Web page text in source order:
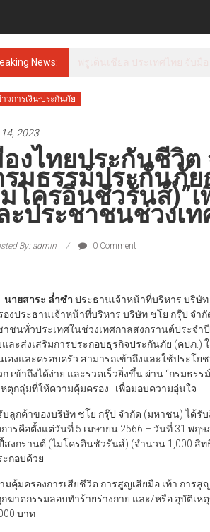
News:
วการเงิน-ประกันภัย
2023
องไทยประกันชีวิ
รมธรรม์ประกันภั
โครอินชัวรันส์)”
ะประชาชนช่วงเ
By: admin 0 Comment
นายสาระ ล่ำซำ ประธานเจ้าหน้าที่บริหาร บริษั
องประธานเจ้าหน้าที่บริหาร บริษัท ชโย กรุ๊ป จ
าชนทั่วประเทศในช่วงเทศกาลสงกรานต์ประจ
และส่งเสริมการประกอบธุรกิจประกันภัย (คปภ
เองและครอบครัว สามารถเข้าถึงและใช้ประโย
ก เข้าถึงได้ง่าย และรวดเร็วยิ่งขึ้น ผ่าน “กรมธ
หตุกลุ่มที่ให้ความคุ้มครอง เพื่อมอบความอุ่นใจ
บลูกค้าของบริษัท ชโย กรุ๊ป จำกัด (มหาชน) ได้รั
การคือตั้งแต่วันที่ 5 เมษายน 2566 – วันที่ 31 พ
สงกรานต์ (ไมโครอินชัวรันส์) (จำนวน 1,000 สิ
ะกอบด้วย
มคุ้มครองการเสียชีวิต การสูญเสียมือ เท้า การ
กฆาตกรรมลอบทำร้ายร่างกาย และ/หรือ อุบัติเ
บาท